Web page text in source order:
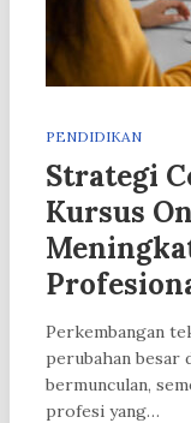
PENDIDIKAN
Strategi
Kursus
Perkembangan
perubahan besar
bermunculan,
profesi yang…